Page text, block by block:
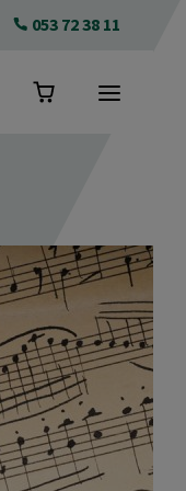
053 72 38 11